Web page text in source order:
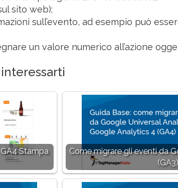
sito web);
sull’evento, ad esempio può
un valore numerico all’azione
Stampa
Come migrare gli eventi da